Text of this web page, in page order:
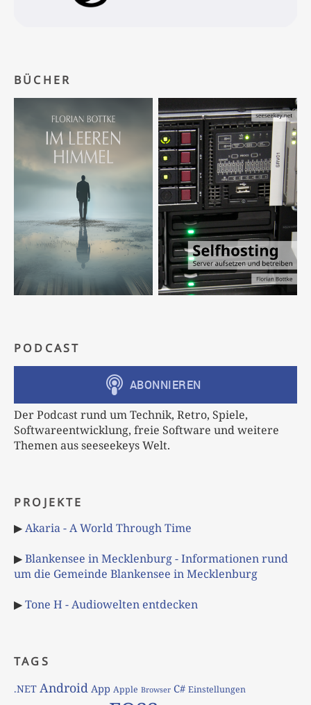
BÜCHER
PODCAST
Der Podcast rund um Technik, Retro, Spiele,
Softwareentwicklung, freie Software und weitere
Themen aus seeseekeys Welt.
PROJEKTE
▶Akaria - A World Through Time
▶Blankensee in Mecklenburg - Informationen rund
um die Gemeinde Blankensee in Mecklenburg
▶Tone H - Audiowelten entdecken
TAGS
.NET Android App Apple Browser C# Einstellungen